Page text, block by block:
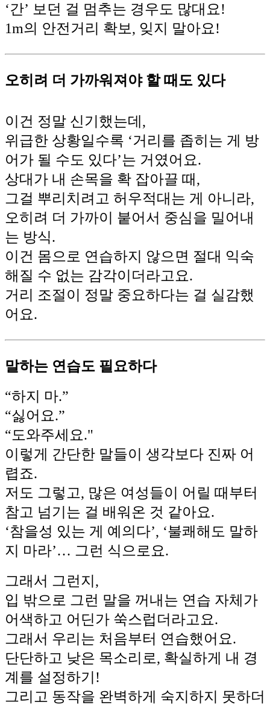
‘간’ 보던 걸 멈추는 경우도 많대요!
1m의 안전거리 확보, 잊지 말아요!
오히려 더 가까워져야 할 때도 있다
이건 정말 신기했는데,
위급한 상황일수록 ‘거리를 좁히는 게 방
어가 될 수도 있다’는 거였어요.
상대가 내 손목을 확 잡아끌 때,
그걸 뿌리치려고 허우적대는 게 아니라,
오히려 더 가까이 붙어서 중심을 밀어내
는 방식.
이건 몸으로 연습하지 않으면 절대 익숙
해질 수 없는 감각이더라고요.
거리 조절이 정말 중요하다는 걸 실감했
어요.
말하는 연습도 필요하다
“하지 마.”
“싫어요.”
“도와주세요."
이렇게 간단한 말들이 생각보다 진짜 어
렵죠.
저도 그렇고, 많은 여성들이 어릴 때부터
참고 넘기는 걸 배워온 것 같아요.
‘참을성 있는 게 예의다’, ‘불쾌해도 말하
지 마라’… 그런 식으로요.
그래서 그런지,
입 밖으로 그런 말을 꺼내는 연습 자체가
어색하고 어딘가 쑥스럽더라고요.
그래서 우리는 처음부터 연습했어요.
단단하고 낮은 목소리로, 확실하게 내 경
계를 설정하기!
그리고 동작을 완벽하게 숙지하지 못하더